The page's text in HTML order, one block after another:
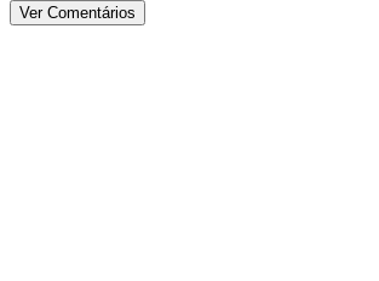
Ver Comentários